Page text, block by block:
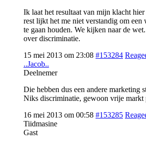
Ik laat het resultaat van mijn klacht
rest lijkt het me niet verstandig om een
te gaan houden. We kijken naar de
over discriminatie.
15 mei 2013 om 23:08 #153284
..Jacob..
Deelnemer
Die hebben dus een andere marketing
Niks discriminatie, gewoon vrije markt
16 mei 2013 om 00:58 #153285
Tiidmasine
Gast